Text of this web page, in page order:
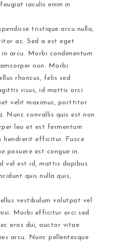
iaculis enim in
tristique arcu nulla,
ac. Sed a est eget
arcu. Morbi condimentum
non. Morbi
rhoncus, felis sed
risus, id mattis orci
velit maximus, porttitor
Nunc convallis quis est non
leo et est fermentum
hendrerit efficitur. Fusce
posuere est congue in.
vel est id, mattis dapibus
quis nulla quis,
vestibulum volutpat vel
Morbi efficitur orci sed
eros dui, auctor vitae
arcu. Nunc pellentesque